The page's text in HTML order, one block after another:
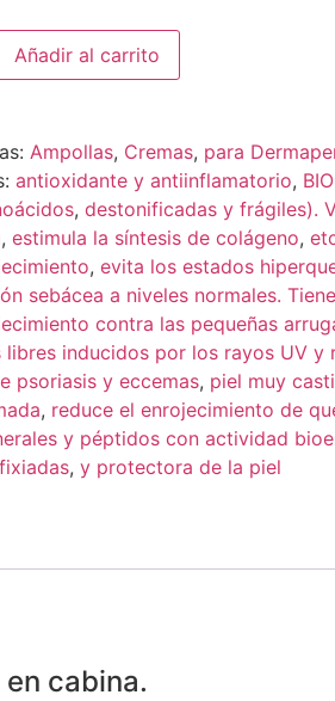
Añadir al carrito
Ampollas, Cremas, para
antioxidante y antiinflamatorio,
, destonificadas y frágiles).
, estimula la síntesis de colágeno,
, evita los estados
sebácea a niveles normales.
contra las pequeñas
libres inducidos por los rayos UV y
psoriasis y eccemas, piel muy
, reduce el enrojecimiento de
y péptidos con actividad
, y protectora de la piel
cabina.